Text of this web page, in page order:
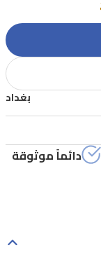
بغداد
دائماً موثوقة